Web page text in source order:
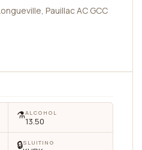
Pauillac AC GCC
⚗️ALCOHOL
13.50
🔒SLUITING